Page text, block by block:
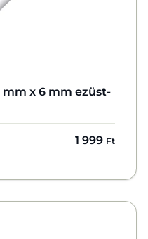
x 6 mm ezüst-
1 999 Ft